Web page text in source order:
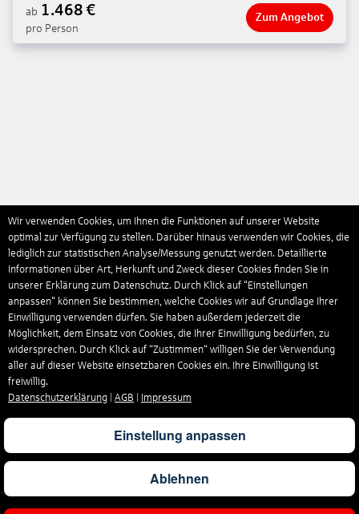
ab 1.468€
pro Person
Zum Angebot
Wir verwenden Cookies, um Ihnen die Funktionen auf unserer Website
optimal zur Verfügung zu stellen. Darüber hinaus verwenden wir Cookies, die
lediglich zur statistischen Analyse/Messung genutzt werden. Detaillierte
Informationen über Art, Herkunft und Zweck dieser Cookies finden Sie in
unserer Erklärung zum Datenschutz. Durch Klick auf "Einstellungen
anpassen" können Sie bestimmen, welche Cookies wir auf Grundlage Ihrer
Einwilligung verwenden dürfen. Sie haben außerdem jederzeit die
Möglichkeit, dem Einsatz von Cookies, die Ihrer Einwilligung bedürfen, zu
widersprechen. Durch Klick auf “Zustimmen“ willigen Sie der Verwendung
aller auf dieser Website einsetzbaren Cookies ein. Ihre Einwilligung ist
freiwillig.
Datenschutzerklärung
AGB Impressum
Einstellung anpassen
Ablehnen